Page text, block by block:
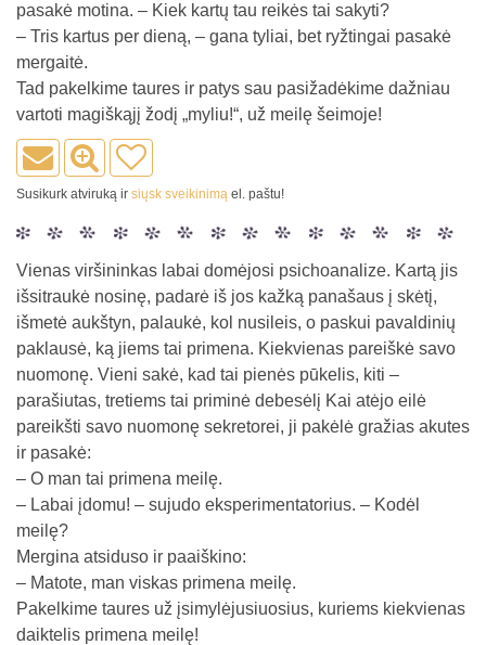
pasakė motina. – Kiek kartų tau reikės tai sakyti?
– Tris kartus per dieną, – gana tyliai, bet ryžtingai pasakė
mergaitė.
Tad pakelkime taures ir patys sau pasižadėkime dažniau
vartoti magiškąjį žodį „myliu!“, už meilę šeimoje!
Susikurk atviruką ir siųsk sveikinimą el. paštu!
Vienas viršininkas labai domėjosi psichoanalize. Kartą jis
išsitraukė nosinę, padarė iš jos kažką panašaus į skėtį,
išmetė aukštyn, palaukė, kol nusileis, o paskui pavaldinių
paklausė, ką jiems tai primena. Kiekvienas pareiškė savo
nuomonę. Vieni sakė, kad tai pienės pūkelis, kiti –
parašiutas, tretiems tai priminė debesėlį Kai atėjo eilė
pareikšti savo nuomonę sekretorei, ji pakėlė gražias akutes
ir pasakė:
– O man tai primena meilę.
– Labai įdomu! – sujudo eksperimentatorius. – Kodėl
meilę?
Mergina atsiduso ir paaiškino:
– Matote, man viskas primena meilę.
Pakelkime taures už įsimylėjusiuosius, kuriems kiekvienas
daiktelis primena meilę!